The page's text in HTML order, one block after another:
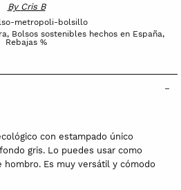
By Cris B
metropoli-bolsillo
, Bolsos sostenibles hechos en España,
Rebajas %
con estampado único
gris. Lo puedes usar como
Es muy versátil y cómodo